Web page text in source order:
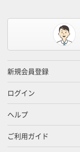
新規会員登録
ログイン
ヘルプ
ご利用ガイド